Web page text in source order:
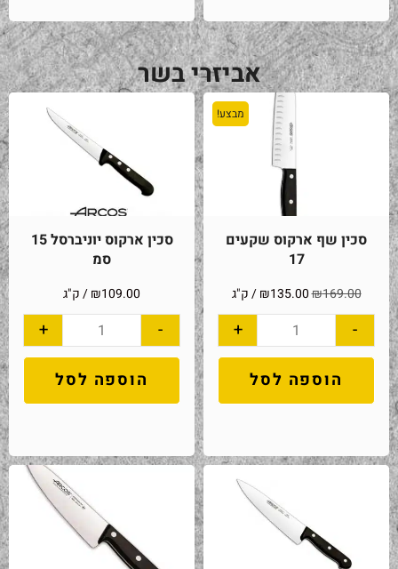
אביזרי בשר
מבצע!
סכין שף ארקוס שקעים
17
₪169.00
₪135.00 / ק"ג
-
+
הוספה לסל
סכין ארקוס יוניברסל 15
סמ
₪109.00 / ק"ג
-
+
הוספה לסל